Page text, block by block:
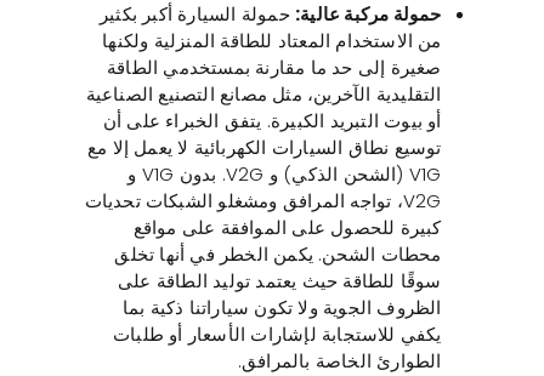
حمولة مركبة عالية: حمولة السيارة أكبر بكثير
من الاستخدام المعتاد للطاقة المنزلية ولكنها
صغيرة إلى حد ما مقارنة بمستخدمي الطاقة
التقليدية الآخرين، مثل مصانع التصنيع الصناعية
أو بيوت التبريد الكبيرة. يتفق الخبراء على أن
توسيع نطاق السيارات الكهربائية لا يعمل إلا مع
V1G (الشحن الذكي) و V2G. بدون V1G و
V2G، تواجه المرافق ومشغلو الشبكات تحديات
كبيرة للحصول على الموافقة على مواقع
محطات الشحن. يكمن الخطر في أنها تخلق
سوقًا للطاقة حيث يعتمد توليد الطاقة على
الظروف الجوية ولا تكون سياراتنا ذكية بما
يكفي للاستجابة لإشارات الأسعار أو طلبات
الطوارئ الخاصة بالمرافق.